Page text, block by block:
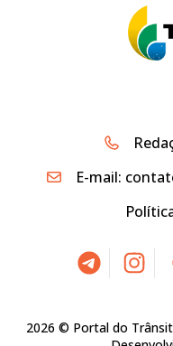
E-mail:
2026 © Portal do